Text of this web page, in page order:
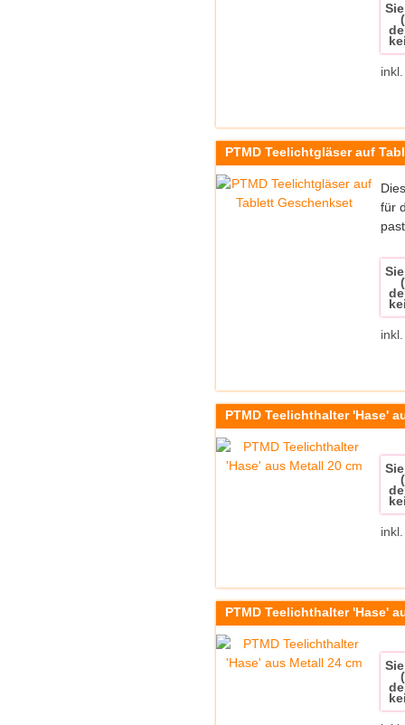
PTMD Teelichtgläser auf
für
PTMD Teelichthalter 'Hase'
PTMD Teelichthalter 'Hase'